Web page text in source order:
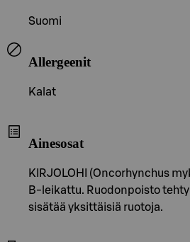
Suomi
Allergeenit
Kalat
Ainesosat
KIRJOLOHI (Oncorhynchus
B-leikattu. Ruodonpoisto
sisätää yksittäisiä ruotoja.